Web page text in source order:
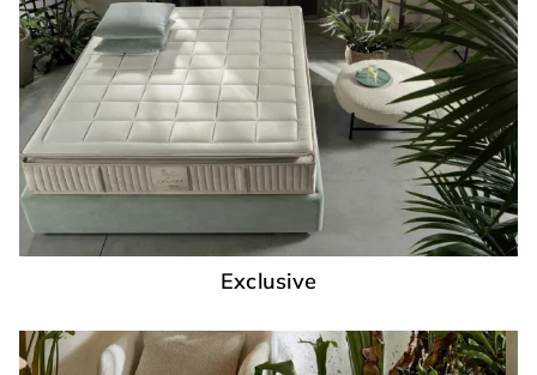
Exclusive